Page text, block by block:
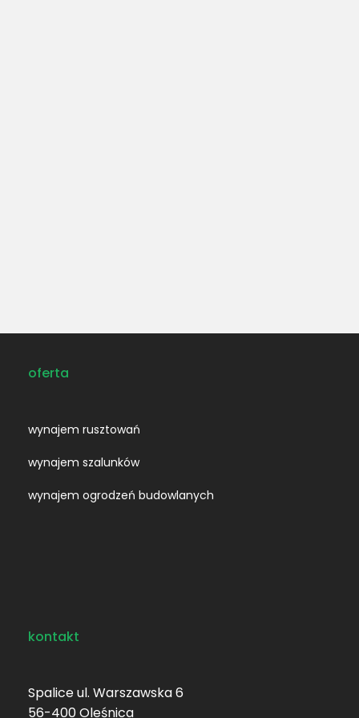
oferta
wynajem rusztowań
wynajem szalunków
wynajem ogrodzeń budowlanych
kontakt
Spalice ul. Warszawska 6
56-400 Oleśnica